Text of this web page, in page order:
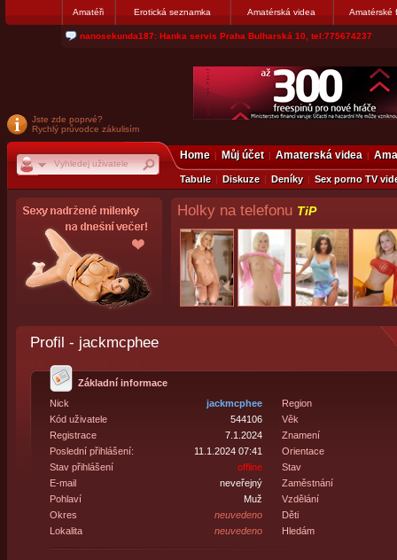
Amatéři Erotická seznamka Amatérská videa Amatérské
nanosekunda187: Hanka servis Praha Bulharská 10, tel:775674237
Jste zde poprvé?
Rychlý průvodce zákulisím
Home Můj účet Amaterská videa
Tabule Diskuze Deníky Sex porno TV
Holky na telefonu TiP
Profil - jackmcphee
Základní informace
Nick
jackmcphee
Kód uživatele
544106
Registrace
7.1.2024
Poslední přihlášení:
11.1.2024 07:41
Stav přihlášení
offline
E-mail
neveřejný
Pohlaví
Muž
Okres
neuvedeno
Lokalita
neuvedeno
Region
Věk
Znamení
Orientace
Stav
Zaměstnání
Vzdělání
Děti
Hledám